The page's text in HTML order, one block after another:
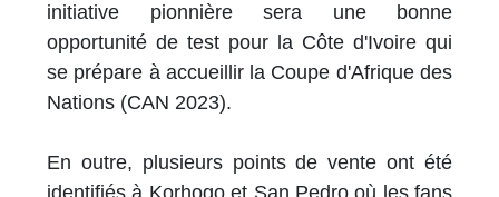
initiative pionnière sera une bonne
opportunité de test pour la Côte d'Ivoire qui
se prépare à accueillir la Coupe d'Afrique des
Nations (CAN 2023).
En outre, plusieurs points de vente ont été